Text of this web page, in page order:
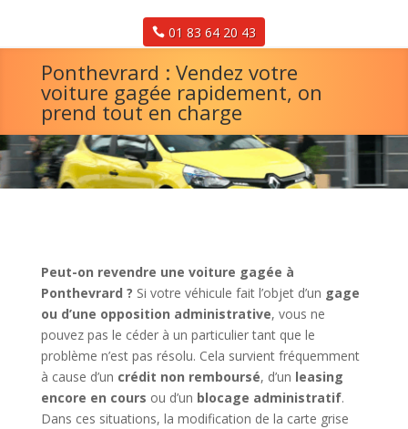
01 83 64 20 43
Ponthevrard : Vendez votre
voiture gagée rapidement, on
prend tout en charge
Peut-on revendre une voiture gagée à
Ponthevrard ? Si votre véhicule fait l’objet d’un gage
ou d’une opposition administrative, vous ne
pouvez pas le céder à un particulier tant que le
problème n’est pas résolu. Cela survient fréquemment
à cause d’un crédit non remboursé, d’un leasing
encore en cours ou d’un blocage administratif.
Dans ces situations, la modification de la carte grise